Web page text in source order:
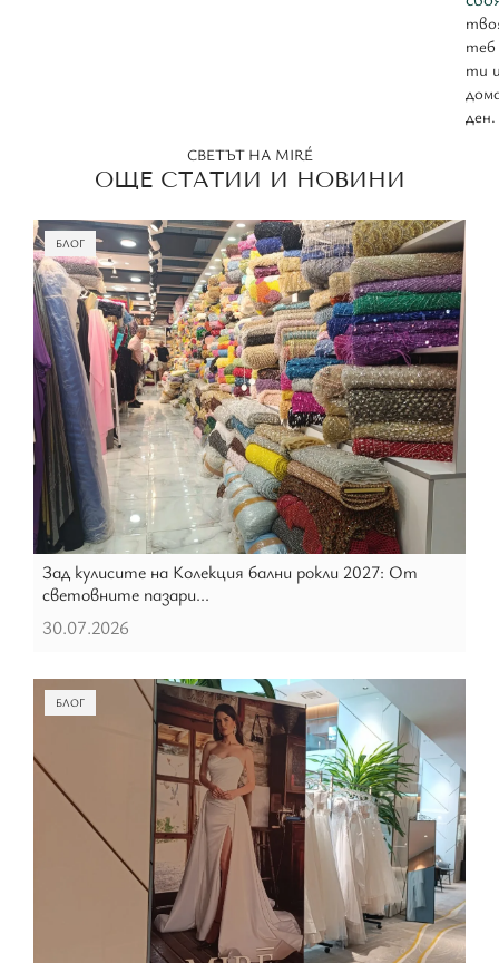
теб
ти
ден.
СВЕТЪТ НА MIRÉ
ОЩЕ СТАТИИ И НОВИНИ
БЛОГ
Зад кулисите на Колекция бални рокли 2027: От
световните пазари...
30.07.2026
БЛОГ